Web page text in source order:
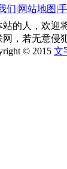
们|网站地图|
的人，欢迎
，若无意侵
© 2015 文